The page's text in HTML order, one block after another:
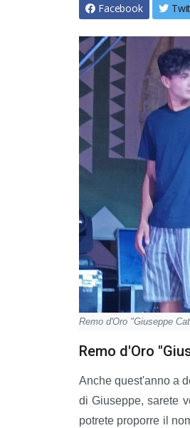
Facebook
Remo d'Oro "Giuseppe
Remo d'Oro
Anche quest'anno a
di Giuseppe, sarete
potrete proporre il